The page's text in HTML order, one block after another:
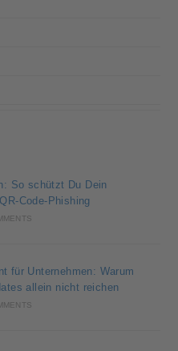
So schützt Du Dein
Code-Phishing
für Unternehmen: Warum
allein nicht reichen